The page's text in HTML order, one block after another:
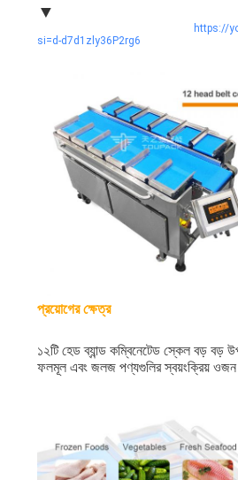
▼
https://
si=d-d7d1zly36P2rg6
প্রয়োগের ক্ষেত্র
১২টি হেড ব্যান্ড কম্বিনেটেড স্কেল বড় বড়
ফলমূল এবং জলজ পণ্যগুলির স্বয়ংক্রিয়